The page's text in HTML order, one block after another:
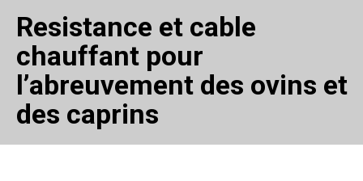
l’abreuvement Ovins/Caprins
Resistance et cable
chauffant pour
l’abreuvement des ovins et
des caprins